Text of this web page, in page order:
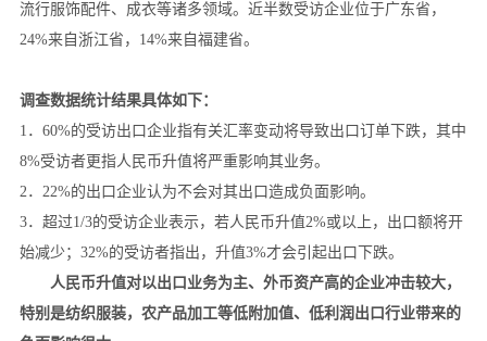
流行服饰配件、成衣等诸多领域。近半数受访企业位于广东省，
24%来自浙江省，14%来自福建省。
调查数据统计结果具体如下：
1．60%的受访出口企业指有关汇率变动将导致出口订单下跌，其中
8%受访者更指人民币升值将严重影响其业务。
2．22%的出口企业认为不会对其出口造成负面影响。
3．超过1/3的受访企业表示，若人民币升值2%或以上，出口额将开
始减少；32%的受访者指出，升值3%才会引起出口下跌。
人民币升值对以出口业务为主、外币资产高的企业冲击较大，
特别是纺织服装，农产品加工等低附加值、低利润出口行业带来的